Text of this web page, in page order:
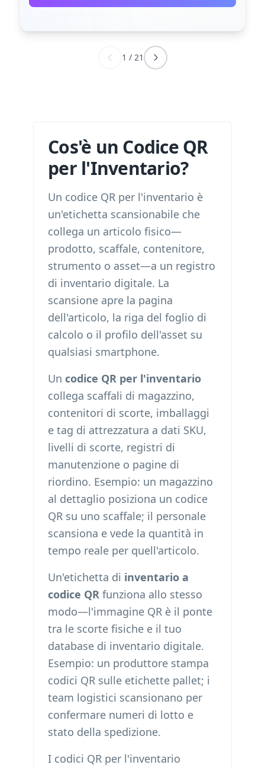
1 / 21
Cos'è un Codice QR
per l'Inventario?
Un codice QR per l'inventario è
un'etichetta scansionabile che
collega un articolo fisico—
prodotto, scaffale, contenitore,
strumento o asset—a un registro
di inventario digitale. La
scansione apre la pagina
dell'articolo, la riga del foglio di
calcolo o il profilo dell'asset su
qualsiasi smartphone.
Un codice QR per l'inventario
collega scaffali di magazzino,
contenitori di scorte, imballaggi
e tag di attrezzatura a dati SKU,
livelli di scorte, registri di
manutenzione o pagine di
riordino. Esempio: un magazzino
al dettaglio posiziona un codice
QR su uno scaffale; il personale
scansiona e vede la quantità in
tempo reale per quell'articolo.
Un'etichetta di inventario a
codice QR funziona allo stesso
modo—l'immagine QR è il ponte
tra le scorte fisiche e il tuo
database di inventario digitale.
Esempio: un produttore stampa
codici QR sulle etichette pallet; i
team logistici scansionano per
confermare numeri di lotto e
stato della spedizione.
I codici QR per l'inventario